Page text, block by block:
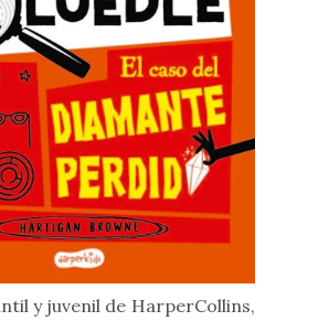
y juvenil de HarperCollins,